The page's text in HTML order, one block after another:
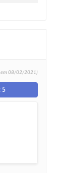
em08/02/2021)
5